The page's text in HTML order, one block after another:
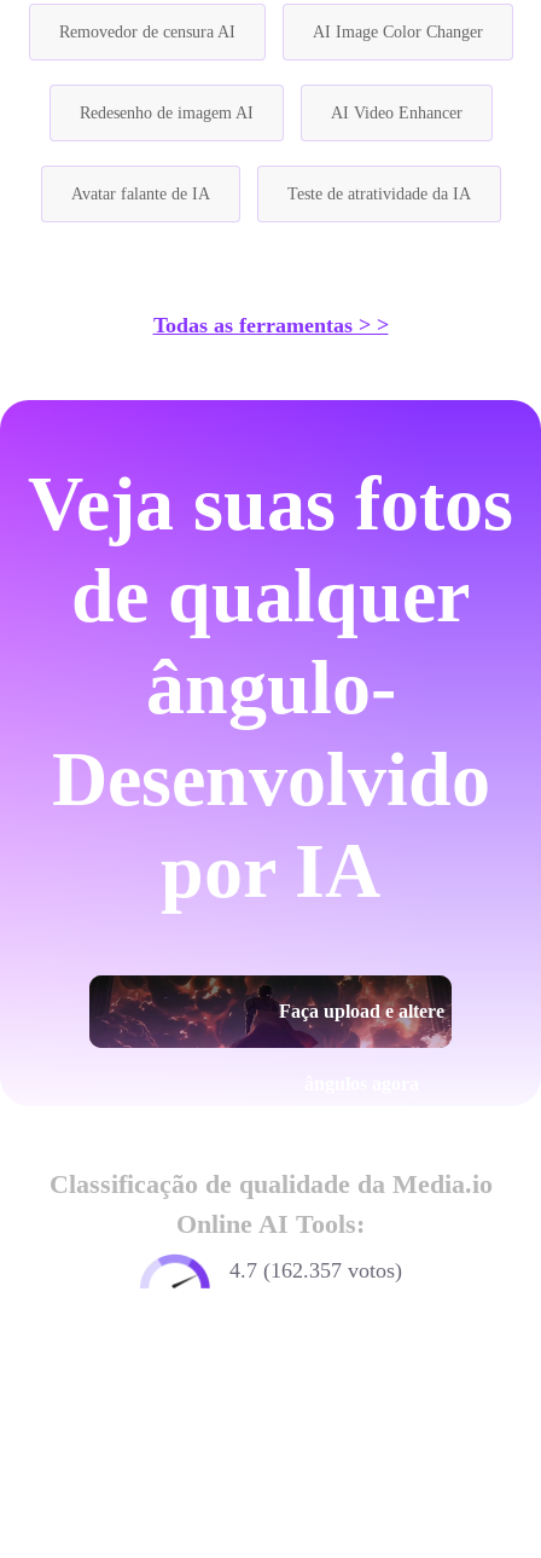
Removedor de censura AI AI Image Color Changer
Redesenho de imagem AI AI Video Enhancer
Avatar falante de IA Teste de atratividade da IA
Todas as ferramentas > >
Veja suas fotos
de qualquer
ângulo-
Desenvolvido
por IA
Faça upload e altere
Classificação de qualidade da Media.io
Online AI Tools:
4.7 (162.357 votos)